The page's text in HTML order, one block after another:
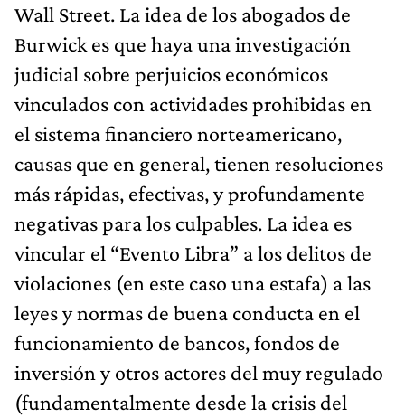
Wall Street. La idea de los abogados de
Burwick es que haya una investigación
judicial sobre perjuicios económicos
vinculados con actividades prohibidas en
el sistema financiero norteamericano,
causas que en general, tienen resoluciones
más rápidas, efectivas, y profundamente
negativas para los culpables. La idea es
vincular el “Evento Libra” a los delitos de
violaciones (en este caso una estafa) a las
leyes y normas de buena conducta en el
funcionamiento de bancos, fondos de
inversión y otros actores del muy regulado
(fundamentalmente desde la crisis del